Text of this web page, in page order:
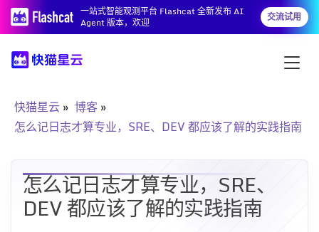
一站式智能观测平台 Flashcat 全新发布 AI
Agent 版本，欢迎
交流试用
快猫星云
博客
怎么记日志才算专业，SRE、DEV 都应该了解的实践指南
怎么记日志才算专业，SRE、
DEV 都应该了解的实践指南